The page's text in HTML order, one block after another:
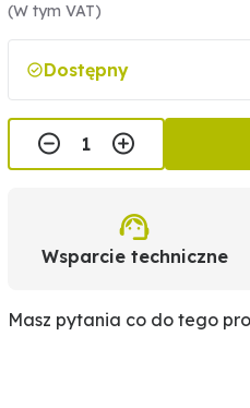
(W tym VAT)
Dostępny
Wsparcie techniczne
Masz pytania co do tego